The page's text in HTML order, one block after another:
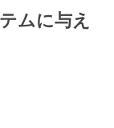
ムに与え